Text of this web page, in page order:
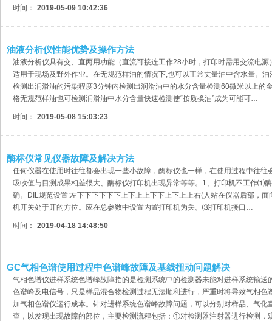
时间： 2019-05-09 10:42:36
油液分析仪性能优势及操作方法
油液分析仪具有交、直两用功能（直流可接连工作28小时，打印时需用交流电
适用于现场及野外作业。在无规范样油的情况下,也可以正常丈量油中含水量。
检测出润滑油的污染程度3分钟内检测出润滑油中的水分含量检测60微米以上的
格无规范样油也可检测润滑油中水分含量快速检测使“按质换油”成为可能可…
时间： 2019-05-08 15:03:23
酶标仪常见仪器故障及解决方法
任何仪器在使用时往往都会出现一些小故障，酶标仪也一样，在使用过程中往往
吸收值与目测成果相差很大、酶标仪打印机出现异常等等。1、打印机不工作⑴
确。DIL规范设置:左下下下下下下上下上上下下上下上上右(人站在仪器后部，
机开关处于开的方位。应在总参数中设置内置打印机为关。⑶打印机接口…
时间： 2019-04-18 14:48:50
GC气相色谱使用过程中色谱峰故障及基线扭动问题解决
气相色谱仪进样系统色谱峰故障指的是检测系统中的检测器未能对进样系统输送
色谱峰及电信号，只是样品混合物检测过程无法顺利进行，严重时将导致气相色
加气相色谱仪运行成本。针对进样系统色谱峰故障问题，可以分别对样品、气化
查，以发现出现故障的部位，主要检测流程包括：①对检测器注射器进行检测